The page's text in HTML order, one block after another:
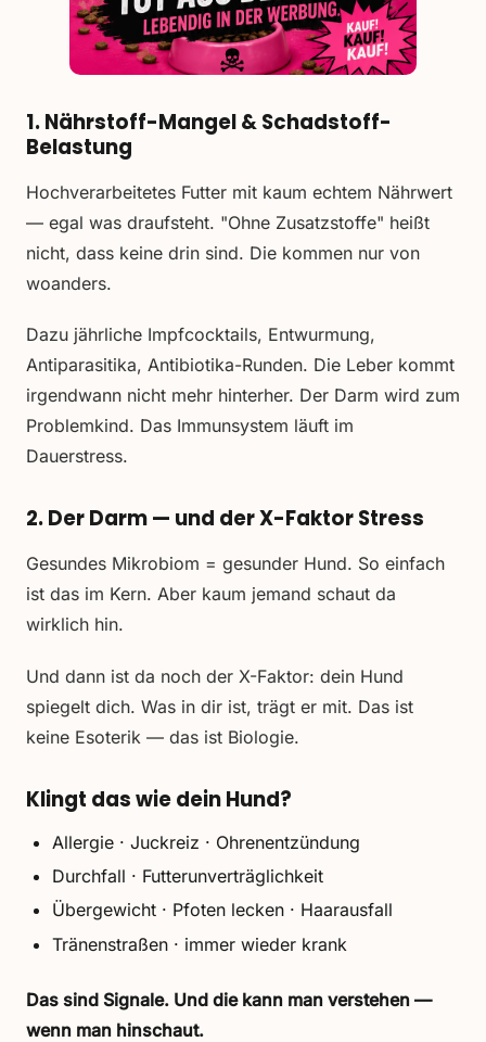
1. Nährstoff-Mangel & Schadstoff-
Belastung
Hochverarbeitetes Futter mit kaum echtem Nährwert
— egal was draufsteht. "Ohne Zusatzstoffe" heißt
nicht, dass keine drin sind. Die kommen nur von
woanders.
Dazu jährliche Impfcocktails, Entwurmung,
Antiparasitika, Antibiotika-Runden. Die Leber kommt
irgendwann nicht mehr hinterher. Der Darm wird zum
Problemkind. Das Immunsystem läuft im
Dauerstress.
2. Der Darm — und der X-Faktor Stress
Gesundes Mikrobiom = gesunder Hund. So einfach
ist das im Kern. Aber kaum jemand schaut da
wirklich hin.
Und dann ist da noch der X-Faktor: dein Hund
spiegelt dich. Was in dir ist, trägt er mit. Das ist
keine Esoterik — das ist Biologie.
Klingt das wie dein Hund?
Allergie · Juckreiz · Ohrenentzündung
Durchfall · Futterunverträglichkeit
Übergewicht · Pfoten lecken · Haarausfall
Tränenstraßen · immer wieder krank
Das sind Signale. Und die kann man verstehen —
wenn man hinschaut.